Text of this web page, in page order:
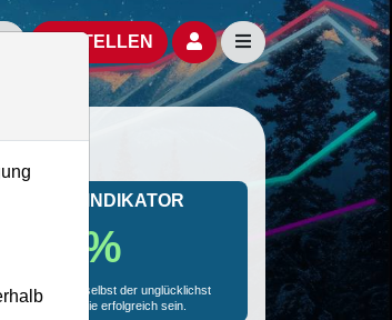
Accounts
Aktien- und Artikelsuche öffnen
BESTELLEN Seitennavigation
TRADER INDIKATOR
89.0 %
wird selbst der unglücklichst
mit dieser Aktie erfolgreich sein.